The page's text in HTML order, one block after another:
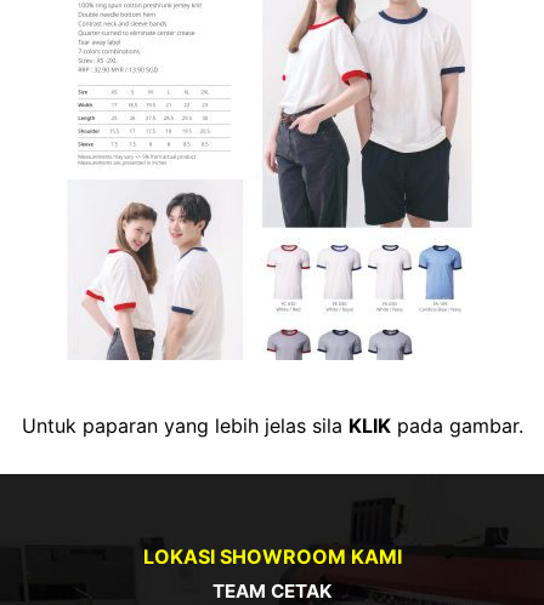
Untuk paparan yang lebih jelas sila KLIKpada gambar.
LOKASI SHOWROOM KAMI
TEAM CETAK